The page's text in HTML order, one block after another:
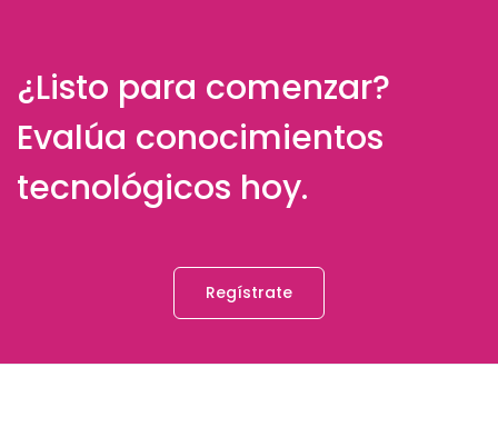
¿Listo para comenzar?
Evalúa conocimientos
tecnológicos hoy.
Regístrate